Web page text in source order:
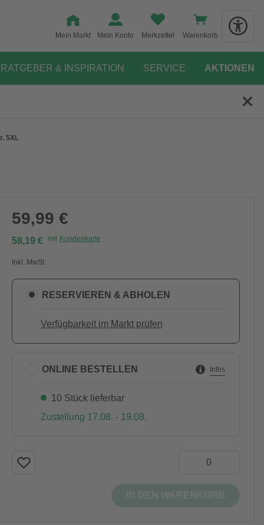
Mein Markt Mein Konto Merkzettel Warenkorb
RATGEBER & INSPIRATION SERVICE AKTIONEN
5XL
59,99 €
58,19 € mit Kundenkarte
Inkl. MwSt.
RESERVIEREN & ABHOLEN
Verfügbarkeit im Markt prüfen
ONLINE BESTELLEN Infos
10 Stück lieferbar
Zustellung 17.08. - 19.08.